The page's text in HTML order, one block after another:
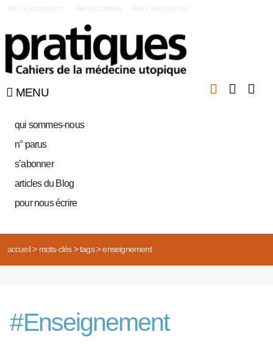
MENU
qui sommes-nous
n° parus
s’abonner
articles du Blog
pour nous écrire
accueil> mots-clés> tags> enseignement
#Enseignement